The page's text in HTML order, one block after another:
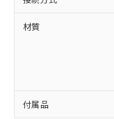
材質
付属品
ご相
オム
在庫
事前
示し
マイ
図的な使用が
部品在庫の
月が前後す
※2 環境
「ｅ」：
準値以下で
「10」：
質が外部
ル、
武器
使用
当社
場合
該第
販売